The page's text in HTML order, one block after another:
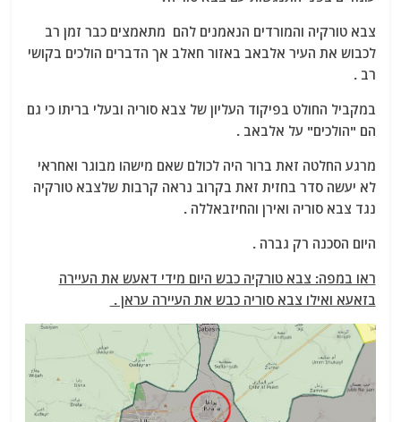
s
A
p
g
ra
l
er
e
b
o
צבא טורקיה והמורדים הנאמנים להם מתאמצים כבר זמן רב
לכבוש את העיר אלבאב באזור חאלב אך הדברים הולכים בקושי
רב .
במקביל החולט בפיקוד העליון של צבא סוריה ובעלי בריתו כי גם
הם "הולכים" על אלבאב .
מרגע החלטה זאת ברור היה לכולם שאם מישהו מבוגר ואחראי
לא יעשה סדר בחזית זאת בקרוב נראה קרבות שלצבא טורקיה
נגד צבא סוריה ואירן והחיזבאללה .
היום הסכנה רק גברה .
ראו במפה: צבא טורקיה כבש היום מידי דאעש את העיירה
בזאעא ואילו צבא סוריה כבש את העיירה עראן .